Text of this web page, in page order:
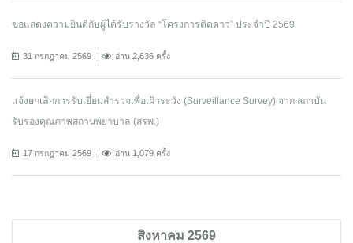
ขอแสดงความยินดีกับผู้ได้รับรางวัล “โครงการติดดาว” ประจำปี 2569
31 กรกฎาคม 2569 อ่าน 2,636 ครั้ง
แจ้งยกเลิกการรับเยี่ยมสำรวจเพื่อเฝ้าระวัง (Surveillance Survey) จาก สถาบัน
รับรองคุณภาพสถานพยาบาล (สรพ.)
17 กรกฎาคม 2569 อ่าน 1,079 ครั้ง
สิงหาคม 2569